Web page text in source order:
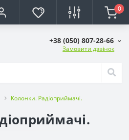
0
+38 (050) 807-28-66
Замовити дзвінок
Колонки. Радіоприймачі.